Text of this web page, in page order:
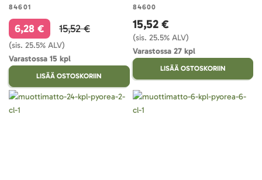
84601
6,28 € 15,52 €
(sis. 25.5% ALV)
Varastossa 15 kpl
LISÄÄ OSTOSKORIIN
84600
15,52 €
(sis. 25.5% ALV)
Varastossa 27 kpl
LISÄÄ OSTOSKORIIN